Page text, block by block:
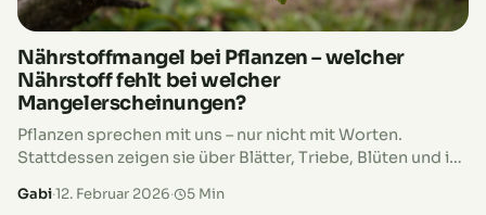
Nährstoffmangel bei Pflanzen – welcher
Nährstoff fehlt bei welcher
Mangelerscheinungen?
Pflanzen sprechen mit uns – nur nicht mit Worten.
Stattdessen zeigen sie über Blätter, Triebe, Blüten und ihr
hier setzen…
Gabi·12. Februar 2026· 5 Min